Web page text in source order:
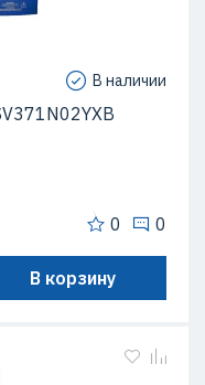
В наличии
0 0
В корзину